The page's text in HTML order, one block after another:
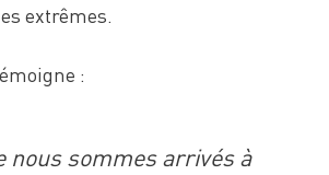
extrêmes.
:
nous sommes arrivés à